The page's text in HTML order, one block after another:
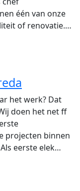
één van onze
of renovatie.…
het werk? Dat
doen het net ff
projecten binnen
eerste elek…